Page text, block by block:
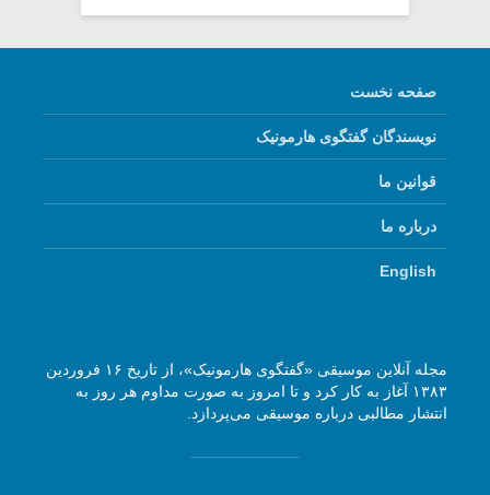
صفحه نخست
نویسندگان گفتگوی هارمونیک
قوانین ما
درباره ما
English
مجله آنلاین موسیقی «گفتگوی هارمونیک»، از تاریخ ۱۶ فروردین
۱۳۸۳ آغاز به کار کرد و تا امروز به صورت مداوم هر روز به
انتشار مطالبی درباره موسیقی می‌پردازد.